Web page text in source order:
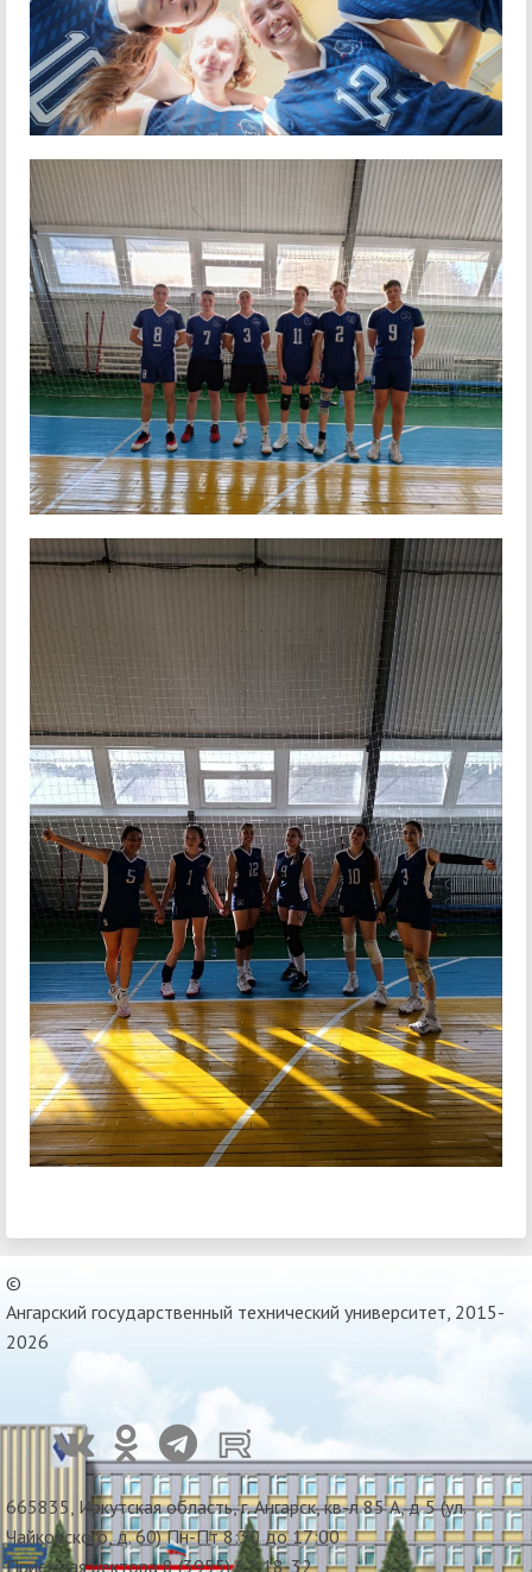
©
Ангарский государственный технический университет, 2015-
2026
665835, Иркутская область, г. Ангарск, кв-л 85 А, д 5 (ул.
Чайковского, д. 60) Пн-Пт 8:30 до 17:00
Приемная ректора 8 (3955) 67-18-32